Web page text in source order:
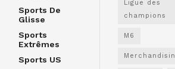
Sports De
Glisse
Sports
Extrêmes
Sports US
Ligue des
champions
M6